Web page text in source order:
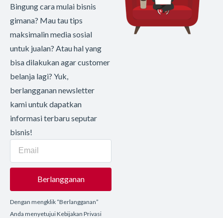
Bingung cara mulai bisnis
gimana? Mau tau tips
maksimalin media sosial
untuk jualan? Atau hal yang
bisa dilakukan agar customer
belanja lagi? Yuk,
berlangganan newsletter
kami untuk dapatkan
informasi terbaru seputar
bisnis!
Berlangganan
Dengan mengklik “Berlangganan”
Anda menyetujui Kebijakan Privasi